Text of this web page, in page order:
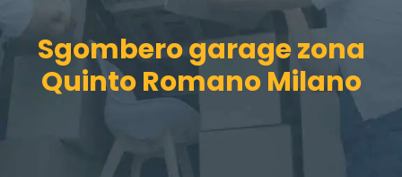
Sgombero garage zona
Quinto Romano Milano